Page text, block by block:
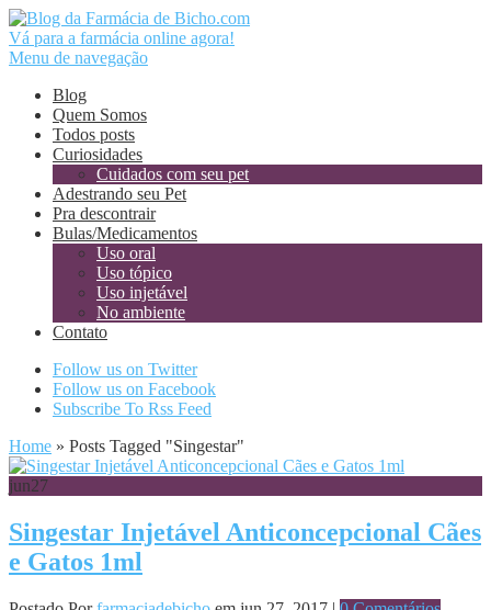
Vá para a farmácia online agora!
Menu de navegação
Blog
Quem Somos
Todos posts
Curiosidades
Cuidados com seu pet
Adestrando seu Pet
Pra descontrair
Bulas/Medicamentos
Uso oral
Uso tópico
Uso injetável
No ambiente
Contato
Follow us on Twitter
Follow us on Facebook
Subscribe To Rss Feed
Home » Posts Tagged "Singestar"
jun27
Singestar Injetável Anticoncepcional Cães
e Gatos 1ml